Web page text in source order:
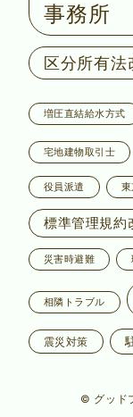
事務所
区分所有法
増圧直結給水方式
宅地建物取引士
役員派遣
標準管理規約
災害時避難
相隣トラブル
震災対策
© グッド